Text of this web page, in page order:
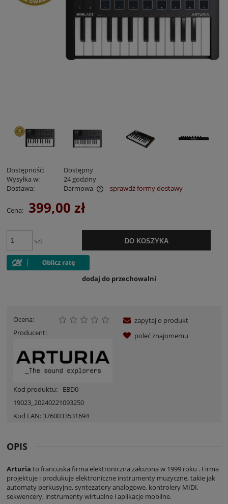
Dostępność:
Dostępny
Wysyłka w:
24 godziny
Dostawa:
Darmowa
sprawdź formy dostawy
Cena: 399,00 zł
szt DO KOSZYKA
dodaj do przechowalni
Ocena:
Producent:
Kod produktu:
EBD0-
19023_20240221093250
Kod EAN:3760033531694
zapytaj o produkt
poleć znajomemu
OPIS
Arturia to francuska firma elektroniczna założona w 1999 roku . Firma
projektuje i produkuje elektroniczne instrumenty muzyczne, takie jak
automaty perkusyjne, syntezatory analogowe, kontrolery MIDI,
sekwencery, instrumenty wirtualne i aplikacje mobilne.